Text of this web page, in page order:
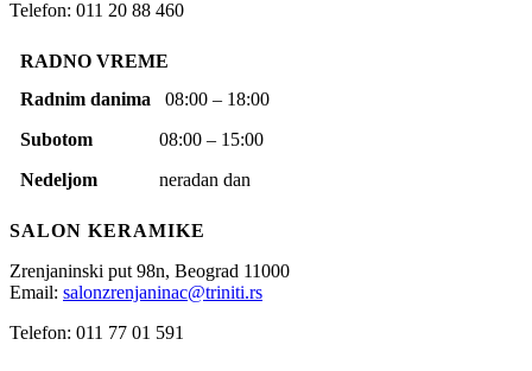
Telefon: 011 20 88 460
RADNO VREME
Radnim danima 08:00 – 18:00
Subotom 08:00 – 15:00
Nedeljom neradan dan
SALON KERAMIKE
Zrenjaninski put 98n, Beograd 11000
Email: salonzrenjaninac@triniti.rs
Telefon: 011 77 01 591